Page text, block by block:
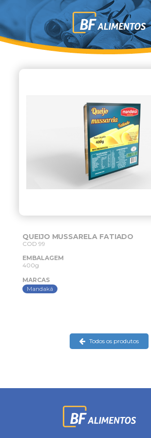
QUEIJO MUSSARELA FATIADO
COD 99
EMBALAGEM
400g
MARCAS
Mandaká
Todos os produtos